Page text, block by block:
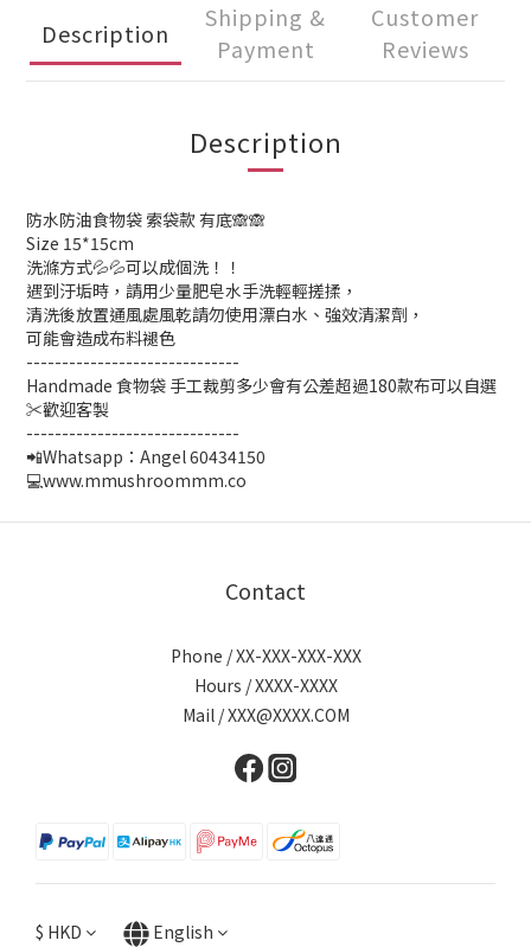
Description
Shipping &
Payment
Customer
Reviews
Description
防水防油食物袋 索袋款 有底🙈🙈
Size 15*15cm
洗滌方式💦💦可以成個洗！！
遇到汙垢時，請用少量肥皂水手洗輕輕搓揉，
清洗後放置通風處風乾請勿使用漂白水、強效清潔劑，
可能會造成布料褪色
------------------------------
Handmade 食物袋 手工裁剪多少會有公差超過180款布可以自選
✂️歡迎客製
------------------------------
📲Whatsapp：Angel 60434150
💻www.mmushroommm.co
Contact
Phone / XX-XXX-XXX-XXX
Hours / XXXX-XXXX
Mail / XXX@XXXX.COM
$ HKD English